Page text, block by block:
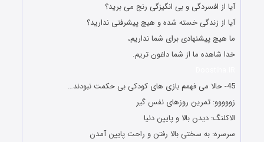
آیا از افسردگی و بی انگیزگی رنج می برید؟
آیا از زندگی خسته شده و هیچ پیشرفتی ندارید؟
ما هیچ پیشنهادی برای شما نداریم،
خدا شاهده ما از شما داغون تریم.
45- حالا می فهمم بازی های کودکی بی حکمت نبودند…
زووووو: تمرین روزهای نفس گیر
الاکلنگ: دیدن بالا و پایین دنیا
سرسره: به سختی بالا رفتن و راحت پایین آمدن